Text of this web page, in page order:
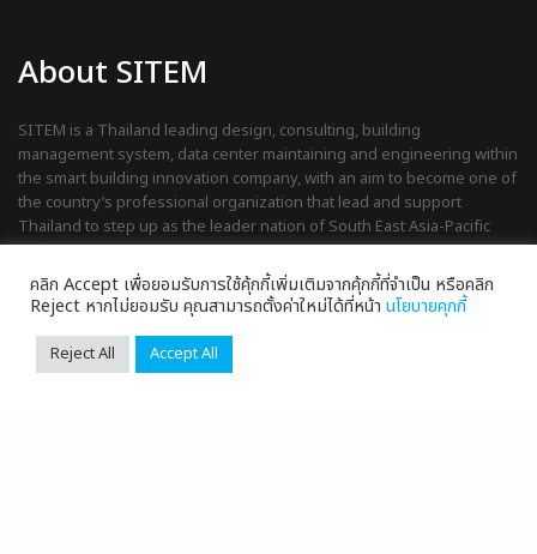
About SITEM
SITEM is a Thailand leading design, consulting, building
management system, data center maintaining and engineering within
the smart building innovation company, with an aim to become one of
the country’s professional organization that lead and support
Thailand to step up as the leader nation of South East Asia-Pacific
region.
© 2026 | Site Preparation Management Co., Ltd. |
คลิก Accept เพื่อยอมรับการใช้คุ้กกี้เพิ่มเติมจากคุ้กกี้ที่จำเป็น หรือคลิก
Reject หากไม่ยอมรับ คุณสามารถตั้งค่าใหม่ได้ที่หน้า นโยบายคุกกี้
Reject All Accept All